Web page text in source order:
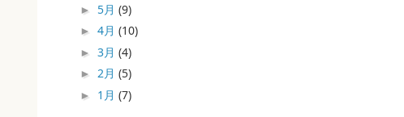
► 5月 (9)
► 4月 (10)
► 3月 (4)
► 2月 (5)
► 1月 (7)